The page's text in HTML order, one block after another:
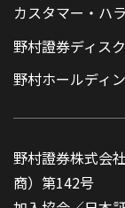
カスタマー・ハ
野村證券ディス
野村ホールディ
野村證券株式会
商）第142号